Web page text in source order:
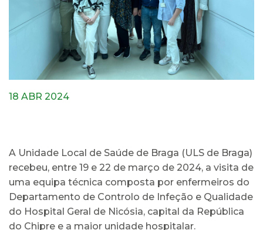
18 ABR 2024
A Unidade Local de Saúde de Braga (ULS de Braga)
recebeu, entre 19 e 22 de março de 2024, a visita de
uma equipa técnica composta por enfermeiros do
Departamento de Controlo de Infeção e Qualidade
do Hospital Geral de Nicósia, capital da República
do Chipre e a maior unidade hospitalar.